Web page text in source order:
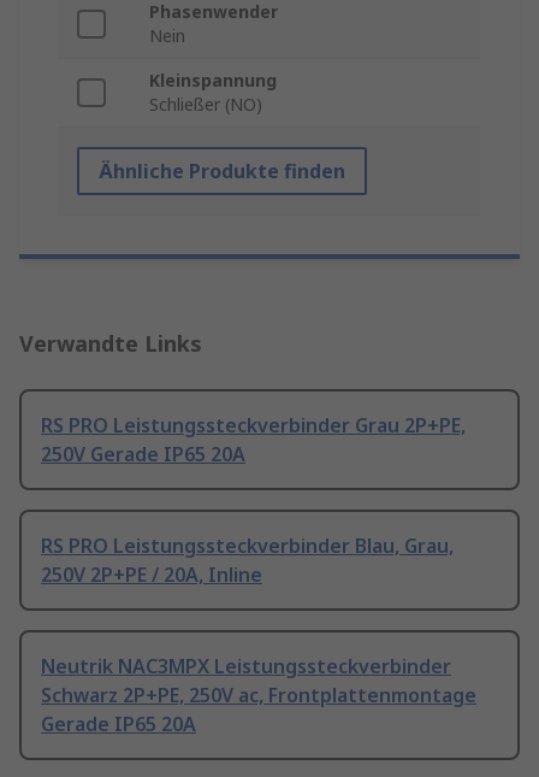
Phasenwender
Nein
Kleinspannung
Schließer (NO)
Ähnliche Produkte finden
Verwandte Links
RS PRO Leistungssteckverbinder Grau 2P+PE,
250V Gerade IP65 20A
RS PRO Leistungssteckverbinder Blau, Grau,
250V 2P+PE / 20A, Inline
Neutrik NAC3MPX Leistungssteckverbinder
Schwarz 2P+PE, 250V ac, Frontplattenmontage
Gerade IP65 20A